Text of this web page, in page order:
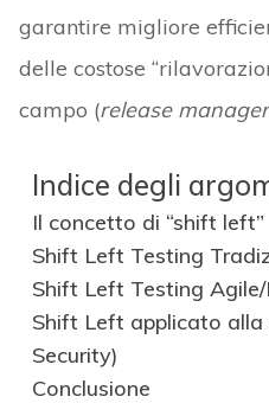
garantire migliore
delle costose
campo (release
Indice degli
Il concetto di “shift left”
Shift Left Testing
Shift Left Testing
Shift Left applicato
Security)
Conclusione